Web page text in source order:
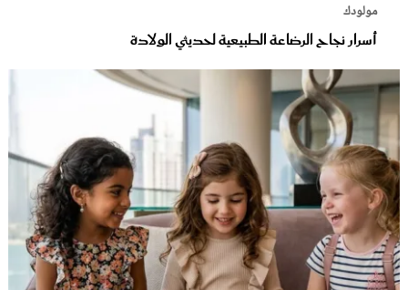
مولودك
أسرار نجاح الرضاعة الطبيعية لحديثي الولادة